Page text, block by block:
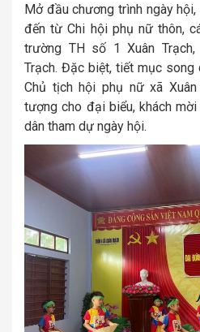
Mở đầu chương trình ngày
đến từ Chi hội phụ nữ thôn,
trường TH số 1 Xuân
Trạch. Đặc biệt, tiết mục
Chủ tịch hội phụ nữ xã
tượng cho đại biểu, khách
dân tham dự ngày hội.